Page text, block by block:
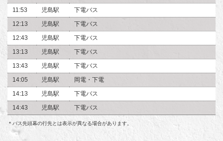
11:53
児島駅
下電バス
12:13
児島駅
下電バス
12:43
児島駅
下電バス
13:13
児島駅
下電バス
13:43
児島駅
下電バス
14:05
児島駅
岡電・下電
14:13
児島駅
下電バス
14:43
児島駅 下電バス
＊バス先頭幕の行先とは表示が異なる場合があります。